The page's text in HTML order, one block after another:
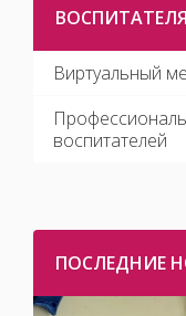
Виртуальный
воспитателей
ПОСЛЕДНИЕ